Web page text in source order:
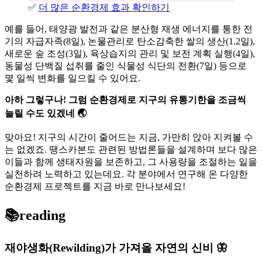
✅ 더 많은 순환경제 효과 확인하기
예를 들어, 태양광 발전과 같은 분산형 재생 에너지를 통한 전
기의 자급자족(8일), 논물관리로 탄소감축한 쌀의 생산(1.2일),
새로운 숲 조성(3일), 육상습지의 관리 및 보전 계획 실행(4일),
동물성 단백질 섭취를 줄인 식물성 식단의 전환(7일) 등으로
몇 일씩 변화를 일으킬 수 있어요.
아하 그렇구나! 그럼 순환경제로 지구의 유통기한을 조금씩
늘릴 수도 있겠네 🌏
맞아요! 지구의 시간이 줄어드는 지금, 가만히 앉아 지켜볼 수
는 없겠죠. 땡스카본도 관련된 방법론들을 설계하며 보다 많은
이들과 함께 생태자원을 보존하고, 그 사용량을 조절하는 일을
실천하려 노력하고 있는데요. 각 분야에서 연구해 온 다양한
순환경제 프로젝트를 지금 바로 만나보세요!
📚reading
재야생화(Rewilding)가 가져올 자연의 신비 🦋